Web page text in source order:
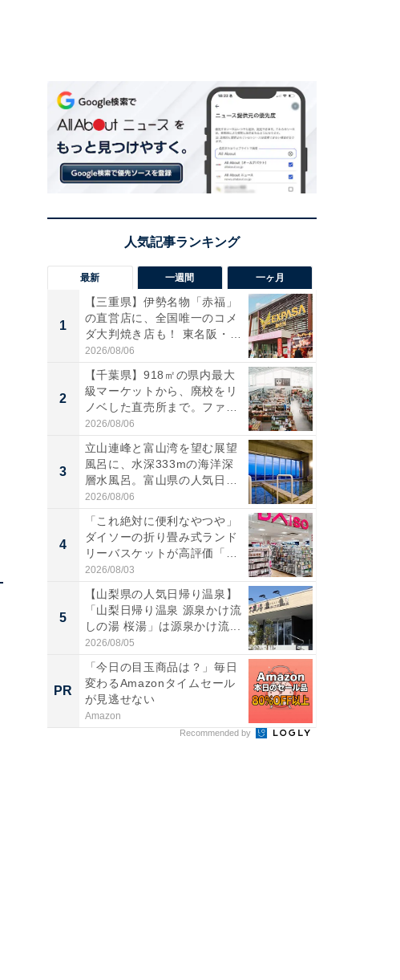
最新 一週間 一ヶ月
1
【三重県】伊勢名物「赤福」
の直営店に、全国唯一のコメ
ダ大判焼き店も！ 東名阪・
伊...
2026/08/06
2
【千葉県】918㎡の県内最大
級マーケットから、廃校をリ
ノベした直売所まで。ファ
ー...
2026/08/06
3
立山連峰と富山湾を望む展望
風呂に、水深333mの海洋深
層水風呂。富山県の人気日
帰...
2026/08/06
4
「これ絶対に便利なやつや」
ダイソーの折り畳み式ランド
リーバスケットが高評価「使
わ...
2026/08/03
5
【山梨県の人気日帰り温泉】
「山梨日帰り温泉 源泉かけ流
しの湯 桜湯」は源泉かけ流...
2026/08/05
PR
「今日の目玉商品は？」毎日
変わるAmazonタイムセール
が見逃せない
Amazon
Recommended by